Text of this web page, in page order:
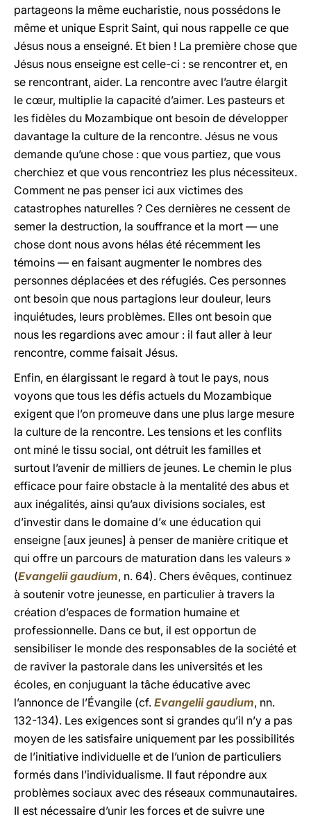
partageons la même eucharistie, nous possédons le
même et unique Esprit Saint, qui nous rappelle ce que
Jésus nous a enseigné. Et bien ! La première chose que
Jésus nous enseigne est celle-ci : se rencontrer et, en
se rencontrant, aider. La rencontre avec l’autre élargit
le cœur, multiplie la capacité d’aimer. Les pasteurs et
les fidèles du Mozambique ont besoin de développer
davantage la culture de la rencontre. Jésus ne vous
demande qu’une chose : que vous partiez, que vous
cherchiez et que vous rencontriez les plus nécessiteux.
Comment ne pas penser ici aux victimes des
catastrophes naturelles ? Ces dernières ne cessent de
semer la destruction, la souffrance et la mort — une
chose dont nous avons hélas été récemment les
témoins — en faisant augmenter le nombres des
personnes déplacées et des réfugiés. Ces personnes
ont besoin que nous partagions leur douleur, leurs
inquiétudes, leurs problèmes. Elles ont besoin que
nous les regardions avec amour : il faut aller à leur
rencontre, comme faisait Jésus.
Enfin, en élargissant le regard à tout le pays, nous
voyons que tous les défis actuels du Mozambique
exigent que l’on promeuve dans une plus large mesure
la culture de la rencontre. Les tensions et les conflits
ont miné le tissu social, ont détruit les familles et
surtout l’avenir de milliers de jeunes. Le chemin le plus
efficace pour faire obstacle à la mentalité des abus et
aux inégalités, ainsi qu’aux divisions sociales, est
d’investir dans le domaine d’« une éducation qui
enseigne [aux jeunes] à penser de manière critique et
qui offre un parcours de maturation dans les valeurs »
(Evangelii gaudium, n. 64). Chers évêques, continuez
à soutenir votre jeunesse, en particulier à travers la
création d’espaces de formation humaine et
professionnelle. Dans ce but, il est opportun de
sensibiliser le monde des responsables de la société et
de raviver la pastorale dans les universités et les
écoles, en conjuguant la tâche éducative avec
l’annonce de l’Évangile (cf. Evangelii gaudium, nn.
132-134). Les exigences sont si grandes qu’il n’y a pas
moyen de les satisfaire uniquement par les possibilités
de l’initiative individuelle et de l’union de particuliers
formés dans l’individualisme. Il faut répondre aux
problèmes sociaux avec des réseaux communautaires.
Il est nécessaire d’unir les forces et de suivre une